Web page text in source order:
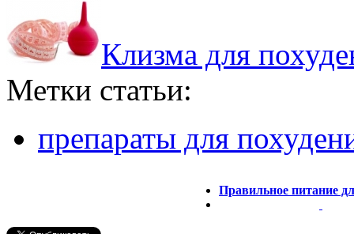
Клизма для
Метки статьи:
препараты для
Правильное питание